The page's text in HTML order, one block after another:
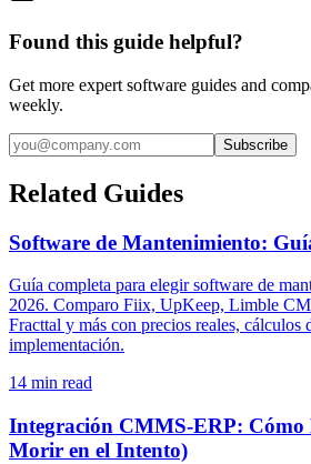
Found this guide helpful?
Get more expert software guides and
weekly.
Subscribe
Related Guides
Software de Mantenimiento:
Guía completa para elegir software de
2026. Comparo Fiix, UpKeep, Limble
Fracttal y más con precios reales, cálculos
implementación.
14 min read
Integración CMMS-ERP: Cómo
Morir en el Intento)